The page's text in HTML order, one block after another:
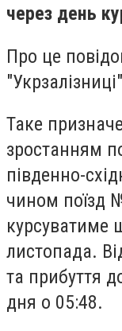
через день
Про це
Таке
зростанням
південно-
чином поїзд
курсуватиме
листопада.
та прибуття
дня о 05:48.